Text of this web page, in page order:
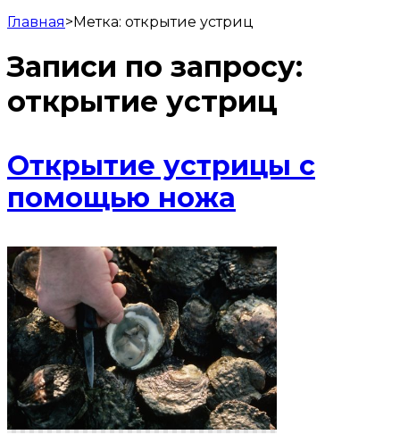
Главная>Метка: открытие устриц
Записи по запросу:
открытие устриц
Открытие устрицы с
помощью ножа